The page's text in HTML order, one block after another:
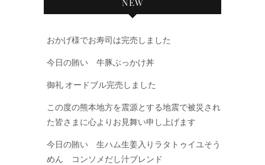
NEW
おかげ様でお寿司は完売しました
今日の賄い 牛豚ぶっかけ丼
御礼 オードブル完売しました
この度の熊本地方を震源とする地震で被災され
た皆さまに心よりお見舞い申し上げます
今日の賄い 生ハム生姜入りラタトゥイユそう
めん コンソメだし汁ブレンド